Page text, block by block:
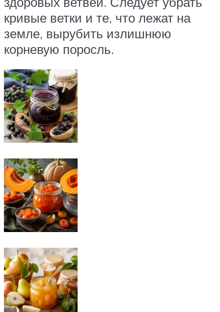
кривые ветки и те, что лежат на
земле, вырубить излишнюю
корневую поросль.